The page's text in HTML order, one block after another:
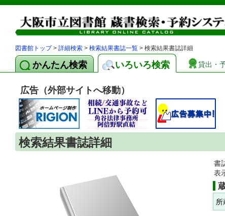
図書館トップ> 詳細検索 > 検索結果書誌一覧 > 検索結果書誌詳細
かんたん検索 いろいろ検索 貸出・
広告（外部サイトへ移動）
検索結果書誌詳細
書
表
所